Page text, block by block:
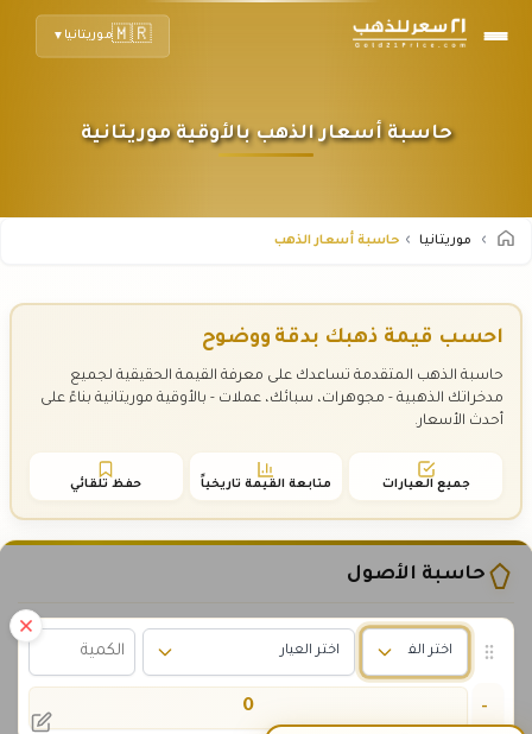
🇲🇷موريتانيا▼
حاسبة أسعار الذهب بالأوقية موريتانية
موريتانيا حاسبة أسعار الذهب
احسب قيمة ذهبك بدقة ووضوح
حاسبة الذهب المتقدمة تساعدك على معرفة القيمة الحقيقية لجميع
مدخراتك الذهبية - مجوهرات، سبائك، عملات - بالأوقية موريتانية بناءً على
أحدث الأسعار.
جميع العيارات متابعة القيمة تاريخياً حفظ تلقائي
حاسبة الأصول
0 -